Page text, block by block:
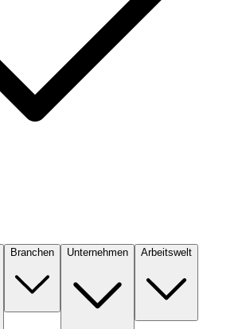
Branchen Unternehmen Arbeitswelt